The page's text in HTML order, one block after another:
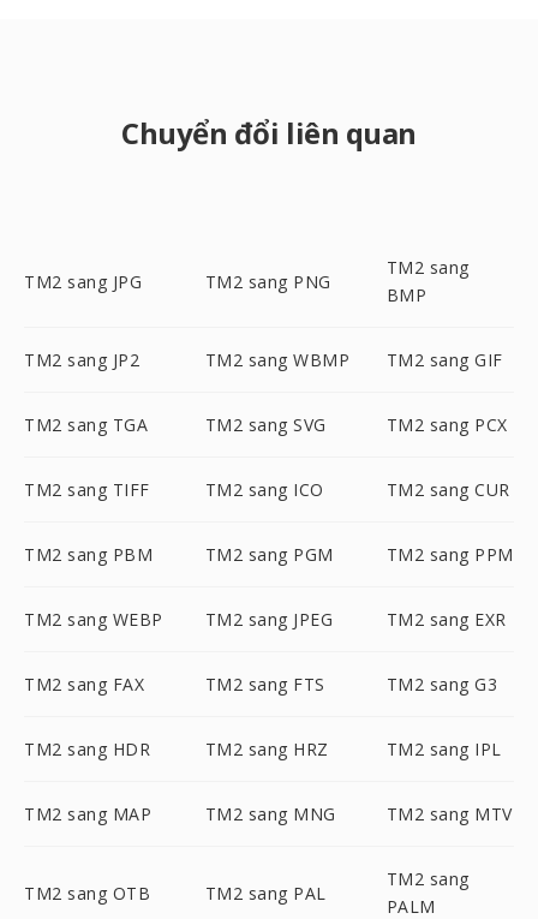
Chuyển đổi liên quan
TM2 sang JPG TM2 sang PNG
TM2 sang
BMP
TM2 sang JP2 TM2 sang WBMP TM2 sang GIF
TM2 sang TGA TM2 sang SVG TM2 sang PCX
TM2 sang TIFF TM2 sang ICO TM2 sang CUR
TM2 sang PBM TM2 sang PGM TM2 sang PPM
TM2 sang WEBP TM2 sang JPEG TM2 sang EXR
TM2 sang FAX TM2 sang FTS TM2 sang G3
TM2 sang HDR TM2 sang HRZ TM2 sang IPL
TM2 sang MAP TM2 sang MNG TM2 sang MTV
TM2 sang OTB TM2 sang PAL
TM2 sang
PALM